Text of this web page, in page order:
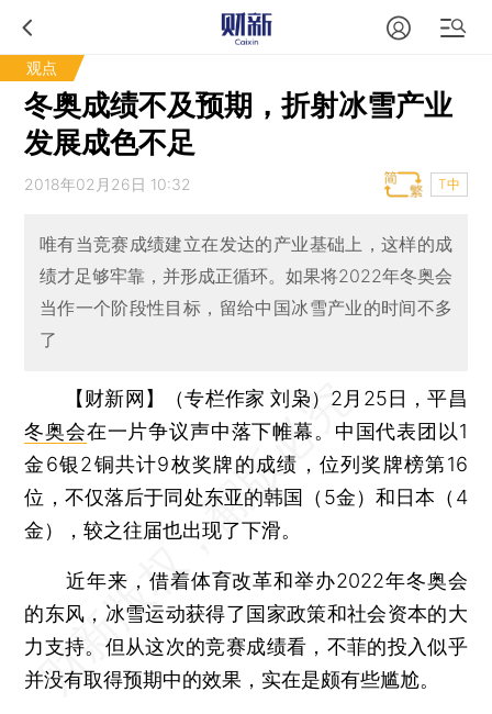
观点
冬奥成绩不及预期，折射冰雪产业
发展成色不足
2018年02月26日 10:32 T中
唯有当竞赛成绩建立在发达的产业基础上，这样的成
绩才足够牢靠，并形成正循环。如果将2022年冬奥会
当作一个阶段性目标，留给中国冰雪产业的时间不多
了
【财新网】（专栏作家 刘枭） 2月25日，平昌
冬奥会在一片争议声中落下帷幕。中国代表团以1
金6银2铜共计9枚奖牌的成绩，位列奖牌榜第16
位，不仅落后于同处东亚的韩国（5金）和日本（4
金），较之往届也出现了下滑。
近年来，借着体育改革和举办2022年冬奥会
的东风，冰雪运动获得了国家政策和社会资本的大
力支持。但从这次的竞赛成绩看，不菲的投入似乎
并没有取得预期中的效果，实在是颇有些尴尬。